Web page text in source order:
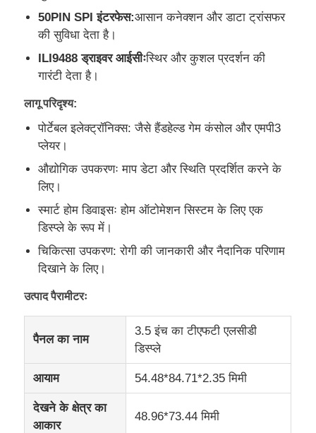
हमारे बारे में
कारखाने का दौरा
गुणवत्ता नियंत्रण
हमसे संपर्क करें
समाचार
मामले
टीएफटी एलसीडी टच स्क्रीन
50PIN SPI इंटरफेस:आसान कनेक्शन और डाटा ट्रांसफर
की सुविधा देता है।
ILI9488 ड्राइवर आईसीःस्थिर और कुशल प्रदर्शन की
गारंटी देता है।
लागू परिदृश्य:
पोर्टेबल इलेक्ट्रॉनिक्स: जैसे हैंडहेल्ड गेम कंसोल और एमपी3
प्लेयर।
औद्योगिक उपकरणः माप डेटा और स्थिति प्रदर्शित करने के
लिए।
स्मार्ट होम डिवाइसः होम ऑटोमेशन सिस्टम के लिए एक
डिस्प्ले के रूप में।
चिकित्सा उपकरण: रोगी की जानकारी और नैदानिक परिणाम
दिखाने के लिए।
उत्पाद पैरामीटरः
पैनल का नाम
3.5 इंच का टीएफटी एलसीडी
डिस्प्ले
आयाम 54.48*84.71*2.35 मिमी
देखने के क्षेत्र का
आकार
48.96*73.44 मिमी